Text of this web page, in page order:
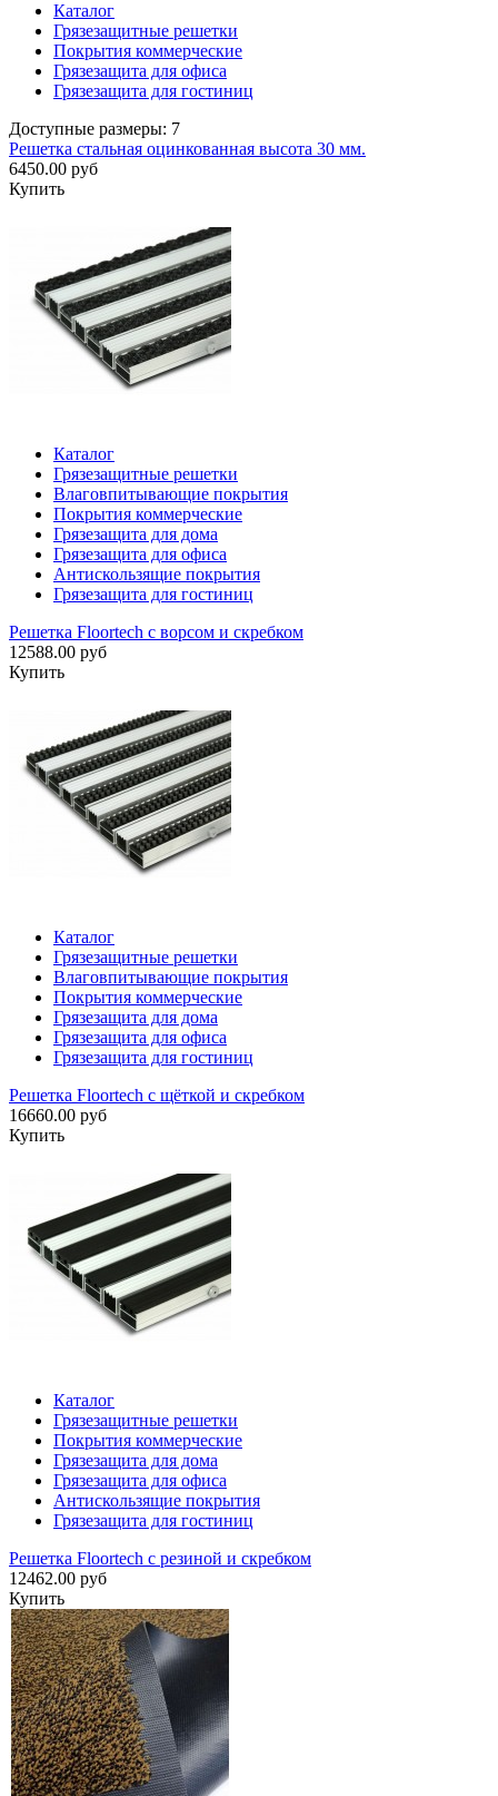
Каталог
Грязезащитные решетки
Покрытия коммерческие
Грязезащита для офиса
Грязезащита для гостиниц
Доступные размеры: 7
Решетка стальная оцинкованная высота 30 мм.
6450.00 руб
Купить
Каталог
Грязезащитные решетки
Влаговпитывающие покрытия
Покрытия коммерческие
Грязезащита для дома
Грязезащита для офиса
Антискользящие покрытия
Грязезащита для гостиниц
Решетка Floortech с ворсом и скребком
12588.00 руб
Купить
Каталог
Грязезащитные решетки
Влаговпитывающие покрытия
Покрытия коммерческие
Грязезащита для дома
Грязезащита для офиса
Грязезащита для гостиниц
Решетка Floortech с щёткой и скребком
16660.00 руб
Купить
Каталог
Грязезащитные решетки
Покрытия коммерческие
Грязезащита для дома
Грязезащита для офиса
Антискользящие покрытия
Грязезащита для гостиниц
Решетка Floortech с резиной и скребком
12462.00 руб
Купить